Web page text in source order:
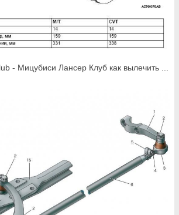
- Мицубиси Лансер Клуб как вылечить ...